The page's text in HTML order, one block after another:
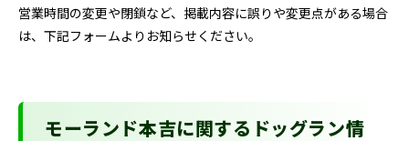
営業時間の変更や閉鎖など、掲載内容に誤りや変更点がある場合
は、下記フォームよりお知らせください。
モーランド本吉に関するドッグラン情